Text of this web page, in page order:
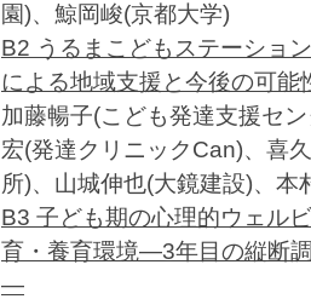
園)、鯨岡峻(京都大学)
B2 うるまこどもステーショ
による地域支援と今後の可
加藤暢子(こども発達支援セ
宏(発達クリニックCan)、喜
所)、山城伸也(大鏡建設)、本
B3 子ども期の心理的ウェル
育・養育環境―3年目の縦断
―